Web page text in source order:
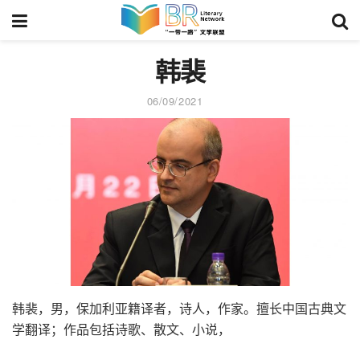
韩裴
06/09/2021
韩裴，男，保加利亚籍译者，诗人，作家。擅长中国古典文
学翻译；作品包括诗歌、散文、小说，